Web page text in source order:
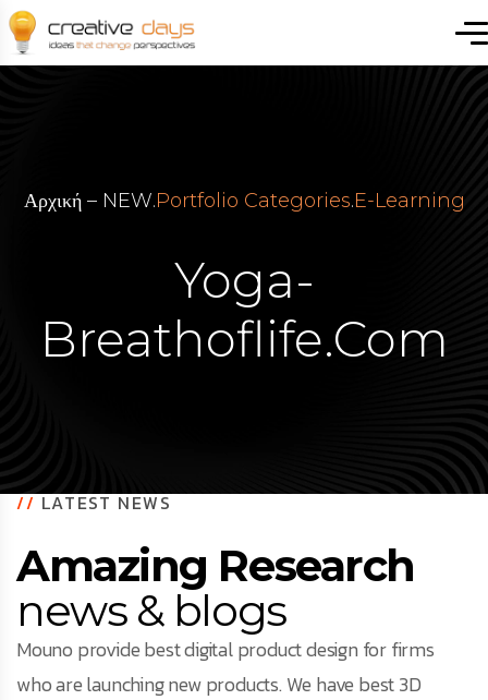
Αρχική – NEW.Portfolio Categories.E-Learning
Yoga-
Breathoflife.com
//LATEST NEWS
Amazing Research
news & blogs
Mouno provide best digital product design for firms
who are launching new products. We have best 3D
Facebook
Instagram
LinkedIn